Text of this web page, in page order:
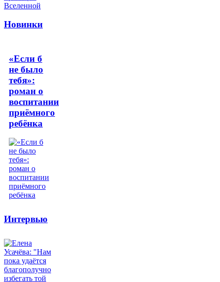
Новинки
«Если б
не было
тебя»:
роман о
воспитании
приёмного
ребёнка
Интервью